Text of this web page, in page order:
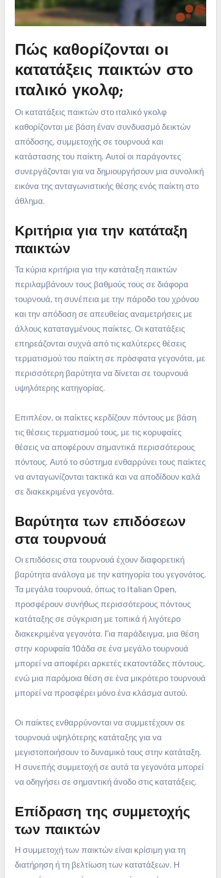
Πώς καθορίζονται οι
κατατάξεις παικτών στο
ιταλικό γκολφ;
Οι κατατάξεις παικτών στο ιταλικό γκολφ
καθορίζονται με βάση έναν συνδυασμό δεικτών
απόδοσης, συμμετοχής σε τουρνουά και
κατάστασης του παίκτη. Αυτοί οι παράγοντες
συνεργάζονται για να δημιουργήσουν μια συνολική
εικόνα της ανταγωνιστικής θέσης ενός παίκτη στο
άθλημα.
Κριτήρια για την κατάταξη
παικτών
Τα κύρια κριτήρια για την κατάταξη παικτών
περιλαμβάνουν τους βαθμούς τους σε διάφορα
τουρνουά, τη συνέπεια με την πάροδο του χρόνου
και την απόδοση σε απευθείας αναμετρήσεις με
άλλους καταταγμένους παίκτες. Οι κατατάξεις
επηρεάζονται συχνά από τις καλύτερες θέσεις
τερματισμού του παίκτη σε πρόσφατα γεγονότα, με
περισσότερη βαρύτητα να δίνεται σε τουρνουά
υψηλότερης κατηγορίας.
Επιπλέον, οι παίκτες κερδίζουν πόντους με βάση
τις θέσεις τερματισμού τους, με τις κορυφαίες
θέσεις να αποφέρουν σημαντικά περισσότερους
πόντους. Αυτό το σύστημα ενθαρρύνει τους παίκτες
να ανταγωνίζονται τακτικά και να αποδίδουν καλά
σε διακεκριμένα γεγονότα.
Βαρύτητα των επιδόσεων
στα τουρνουά
Οι επιδόσεις στα τουρνουά έχουν διαφορετική
βαρύτητα ανάλογα με την κατηγορία του γεγονότος.
Τα μεγάλα τουρνουά, όπως το Italian Open,
προσφέρουν συνήθως περισσότερους πόντους
κατάταξης σε σύγκριση με τοπικά ή λιγότερο
διακεκριμένα γεγονότα. Για παράδειγμα, μια θέση
στην κορυφαία 10άδα σε ένα μεγάλο τουρνουά
μπορεί να αποφέρει αρκετές εκατοντάδες πόντους,
ενώ μια παρόμοια θέση σε ένα μικρότερο τουρνουά
μπορεί να προσφέρει μόνο ένα κλάσμα αυτού.
Οι παίκτες ενθαρρύνονται να συμμετέχουν σε
τουρνουά υψηλότερης κατάταξης για να
μεγιστοποιήσουν το δυναμικό τους στην κατάταξη.
Η συνεπής συμμετοχή σε αυτά τα γεγονότα μπορεί
να οδηγήσει σε σημαντική άνοδο στις κατατάξεις.
Επίδραση της συμμετοχής
των παικτών
Η συμμετοχή των παικτών είναι κρίσιμη για τη
διατήρηση ή τη βελτίωση των κατατάξεων. Η